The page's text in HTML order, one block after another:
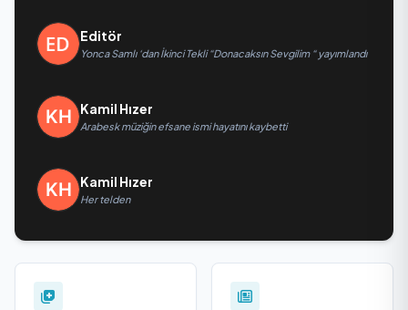
Editör
Yonca Samlı ‘dan İkinci Tekli “Donacaksın Sevgilim “ yayımlandı
Kamil Hızer
Arabesk müziğin efsane ismi hayatını kaybetti
Kamil Hızer
Her telden